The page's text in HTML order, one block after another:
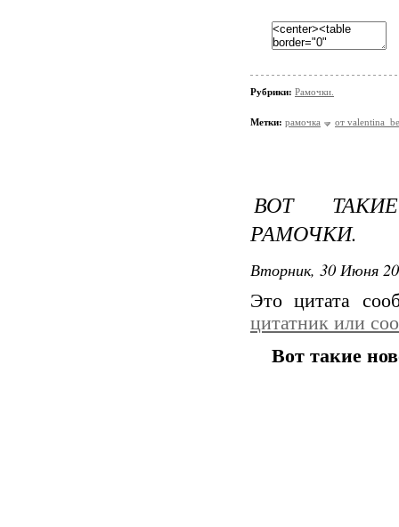
Рубрики: Рамочки.
Метки: рамочка от
ВОТ
РАМОЧКИ.
Вторник, 30 Июня
Это цитата
цитатник или
Вот такие